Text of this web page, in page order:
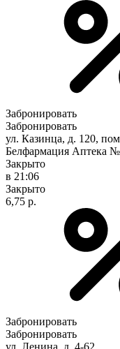
Забронировать
Забронировать
ул. Казинца, д. 120,
Белфармация Аптека
Закрыто
в 21:06
Закрыто
6,75 р.
Забронировать
Забронировать
ул. Ленина, д. 4-62